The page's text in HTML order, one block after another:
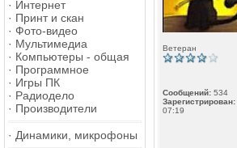
· Интернет
· Принт и скан
· Фото-видео
· Мультимедиа
· Компьютеры - общая
· Программное
· Игры ПК
· Радиодело
· Производители
· Динамики, микрофоны
Ветеран
Сообщений: 534
Зарегистрирован:
07:19